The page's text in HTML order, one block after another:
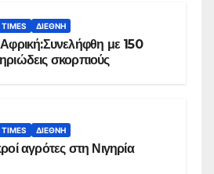
TIMES ΔΙΕΘΝΉ
με 150
σκορπιούς
TIMES ΔΙΕΘΝΉ
αγρότες στη Νιγηρία